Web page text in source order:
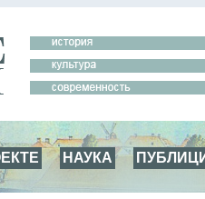
НАУКА